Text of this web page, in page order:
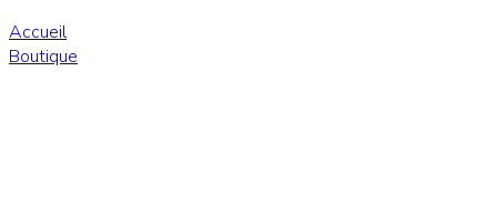
Accueil
Boutique